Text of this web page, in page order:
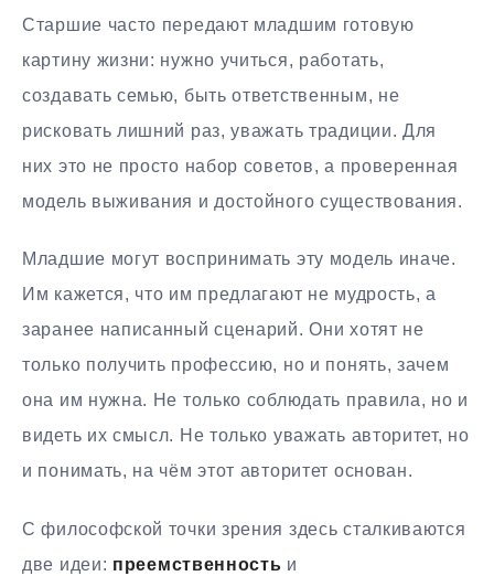
Старшие часто передают младшим готовую
картину жизни: нужно учиться, работать,
создавать семью, быть ответственным, не
рисковать лишний раз, уважать традиции. Для
них это не просто набор советов, а проверенная
модель выживания и достойного существования.
Младшие могут воспринимать эту модель иначе.
Им кажется, что им предлагают не мудрость, а
заранее написанный сценарий. Они хотят не
только получить профессию, но и понять, зачем
она им нужна. Не только соблюдать правила, но и
видеть их смысл. Не только уважать авторитет, но
и понимать, на чём этот авторитет основан.
С философской точки зрения здесь сталкиваются
две идеи: преемственность и